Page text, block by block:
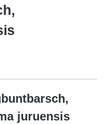
juruensis